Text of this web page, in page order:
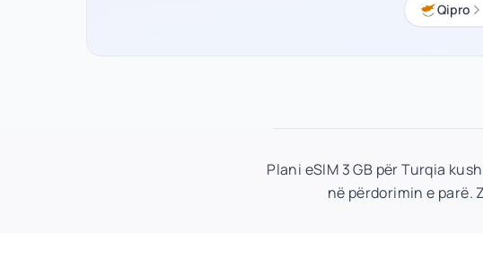
Qipro
Plani eSIM 3 GB për Turqia
në përdorimin e parë.